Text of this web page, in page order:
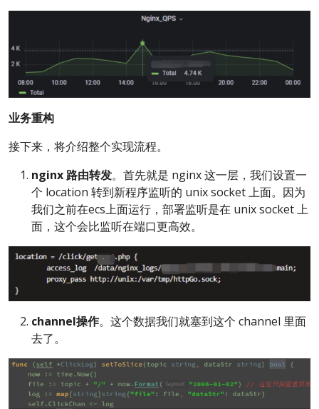
业务重构
接下来，将介绍整个实现流程。
nginx 路由转发。首先就是 nginx 这一层，我们设置一
个 location 转到新程序监听的 unix socket 上面。因为
我们之前在ecs上面运行，部署监听是在 unix socket 上
面，这个会比监听在端口更高效。
channel操作。这个数据我们就塞到这个 channel 里面
去了。